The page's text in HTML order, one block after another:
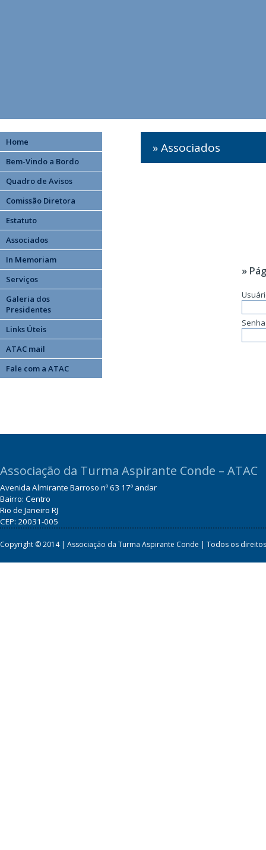
Home
Bem-Vindo a Bordo
Quadro de Avisos
Comissão Diretora
Estatuto
Associados
In Memoriam
Serviços
Galeria dos
Presidentes
Links Úteis
ATAC mail
Fale com a ATAC
» Associados
»
Senha
Associação da Turma Aspirante Conde – ATAC
Avenida Almirante Barroso nº 63 17º andar
Bairro: Centro
Rio de Janeiro RJ
CEP: 20031-005
Copyright © 2014 | Associação da Turma Aspirante Conde | Todos os